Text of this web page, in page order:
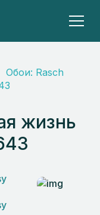
Обои: Rasch
жизнь